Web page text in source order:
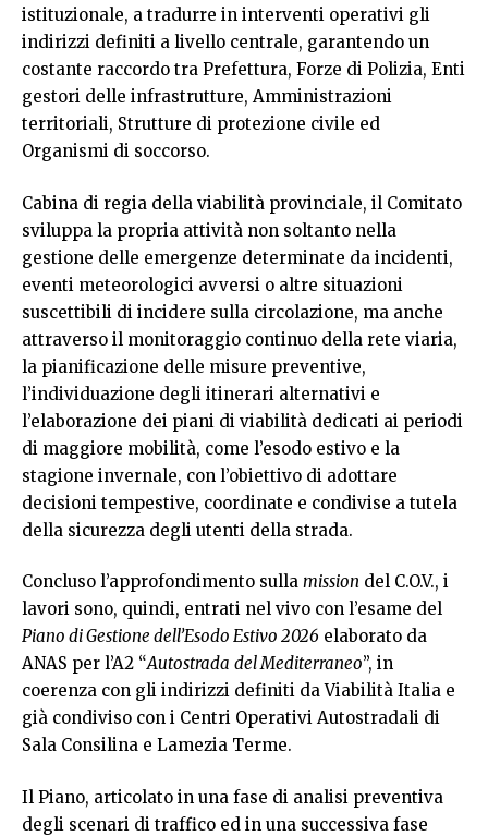
istituzionale, a tradurre in interventi operativi gli
indirizzi definiti a livello centrale, garantendo un
costante raccordo tra Prefettura, Forze di Polizia, Enti
gestori delle infrastrutture, Amministrazioni
territoriali, Strutture di protezione civile ed
Organismi di soccorso.
Cabina di regia della viabilità provinciale, il Comitato
sviluppa la propria attività non soltanto nella
gestione delle emergenze determinate da incidenti,
eventi meteorologici avversi o altre situazioni
suscettibili di incidere sulla circolazione, ma anche
attraverso il monitoraggio continuo della rete viaria,
la pianificazione delle misure preventive,
l’individuazione degli itinerari alternativi e
l’elaborazione dei piani di viabilità dedicati ai periodi
di maggiore mobilità, come l’esodo estivo e la
stagione invernale, con l’obiettivo di adottare
decisioni tempestive, coordinate e condivise a tutela
della sicurezza degli utenti della strada.
Concluso l’approfondimento sulla mission del C.O.V., i
lavori sono, quindi, entrati nel vivo con l’esame del
Piano di Gestione dell’Esodo Estivo 2026 elaborato da
ANAS per l’A2 “Autostrada del Mediterraneo”, in
coerenza con gli indirizzi definiti da Viabilità Italia e
già condiviso con i Centri Operativi Autostradali di
Sala Consilina e Lamezia Terme.
Il Piano, articolato in una fase di analisi preventiva
degli scenari di traffico ed in una successiva fase